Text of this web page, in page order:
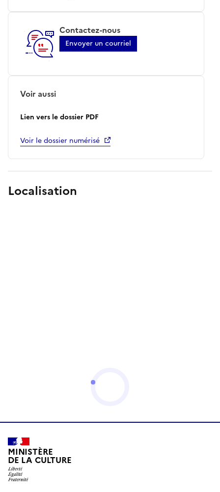
Contactez-nous
Envoyer un courriel
Voir aussi
Lien vers le dossier PDF
Voir le dossier numérisé
Localisation
MINISTÈRE
DE LA CULTURE